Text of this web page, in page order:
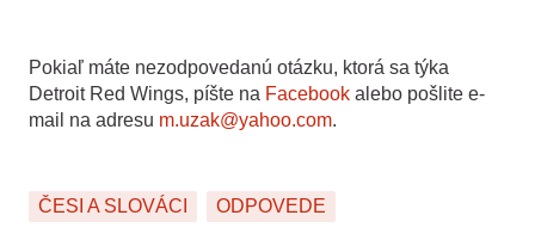
Pokiaľ máte nezodpovedanú otázku, ktorá sa týka
Detroit Red Wings, píšte na Facebook alebo pošlite e-
mail na adresu m.uzak@yahoo.com.
ČESI A SLOVÁCI ODPOVEDE